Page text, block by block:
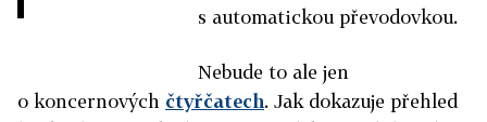
s automatickou převodovkou.
Nebude to ale jen
o koncernových čtyřčatech. Jak dokazuje přehled